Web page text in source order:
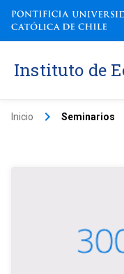
Instituto de
Inicio keyboard_arrow_right Seminarios